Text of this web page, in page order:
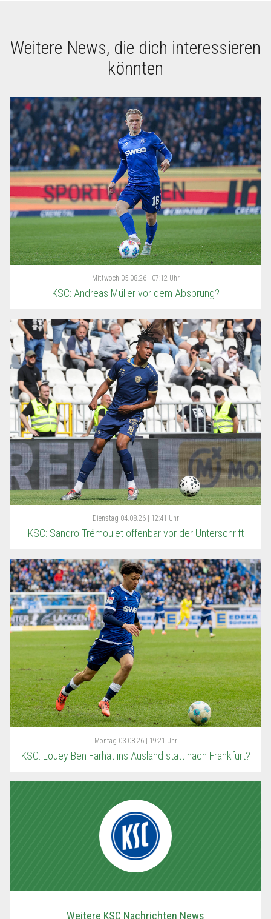
Weitere News, die dich interessieren
könnten
Mittwoch 05.08.26 | 07:12 Uhr
KSC: Andreas Müller vor dem Absprung?
Dienstag 04.08.26 | 12:41 Uhr
KSC: Sandro Trémoulet offenbar vor der Unterschrift
Montag 03.08.26 | 19:21 Uhr
KSC: Louey Ben Farhat ins Ausland statt nach Frankfurt?
Weitere KSC Nachrichten News